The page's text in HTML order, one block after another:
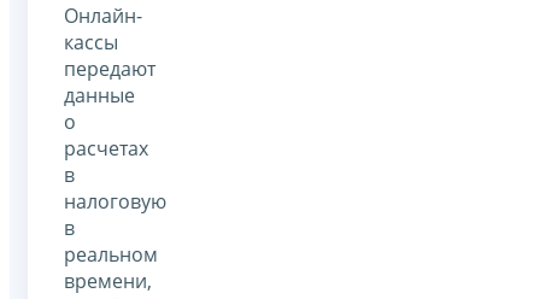
Онлайн-
кассы
передают
данные
о
расчетах
в
налоговую
в
реальном
времени,